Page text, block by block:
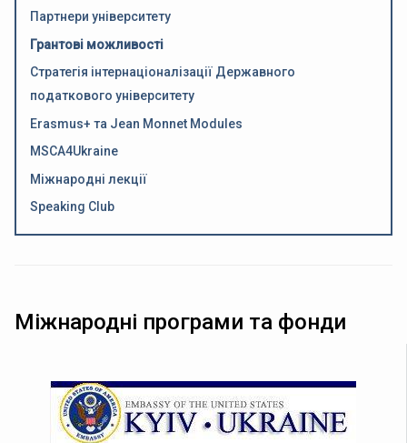
Партнери університету
Грантові можливості
Стратегія інтернаціоналізації Державного
податкового університету
Erasmus+ та Jean Monnet Modules
MSCA4Ukraine
Міжнародні лекції
Speaking Club
Міжнародні програми та фонди